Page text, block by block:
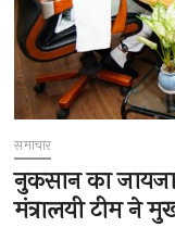
समाचार
नुकसान का
मंत्रालयी टीम ने